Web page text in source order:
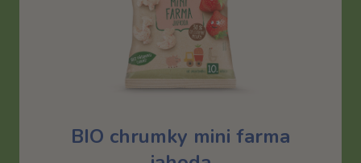
BIO chrumky mini farma